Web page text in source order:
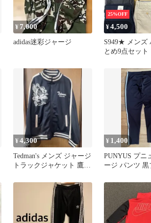
¥ 7,000
adidas迷彩ジャージ
25%OFF
¥4,500
S949★ メンズ パンツ ま
とめ9点セット
¥4,300
Tedman's メンズ ジャージ
トラックジャケット 鷹
¥ 1,400
PUNYUS プ
ージ パンツ 黒